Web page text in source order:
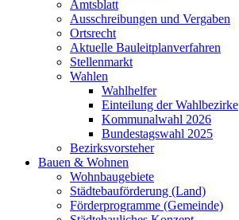
Amtsblatt
Ausschreibungen und Vergaben
Ortsrecht
Aktuelle Bauleitplanverfahren
Stellenmarkt
Wahlen
Wahlhelfer
Einteilung der Wahlbezirke
Kommunalwahl 2026
Bundestagswahl 2025
Bezirksvorsteher
Bauen & Wohnen
Wohnbaugebiete
Städtebauförderung (Land)
Förderprogramme (Gemeinde)